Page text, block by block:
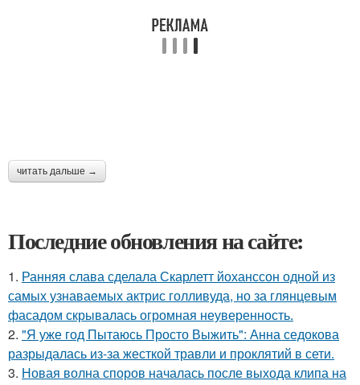
читать дальше →
Последние обновления на сайте:
1. Ранняя слава сделала Скарлетт йоханссон одной из
самых узнаваемых актрис голливуда, но за глянцевым
фасадом скрывалась огромная неуверенность.
2. "Я уже год Пытаюсь Просто Выжить": Анна седокова
разрыдалась из-за жесткой травли и проклятий в сети.
3. Новая волна споров началась после выхода клипа на